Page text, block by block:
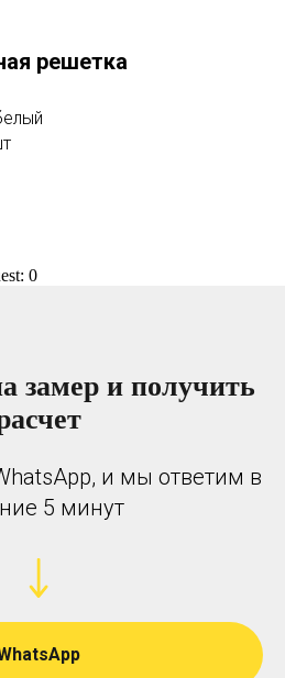
решетка
0
замер и получить
и мы ответим в
5 минут